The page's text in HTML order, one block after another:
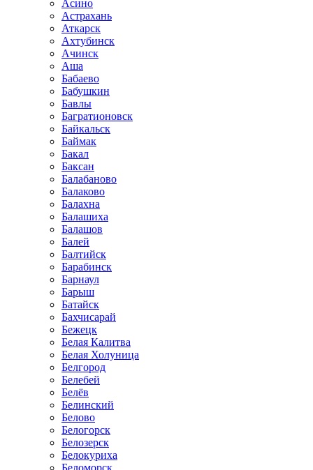
Асино
Астрахань
Аткарск
Ахтубинск
Ачинск
Аша
Бабаево
Бабушкин
Бавлы
Багратионовск
Байкальск
Баймак
Бакал
Баксан
Балабаново
Балаково
Балахна
Балашиха
Балашов
Балей
Балтийск
Барабинск
Барнаул
Барыш
Батайск
Бахчисарай
Бежецк
Белая Калитва
Белая Холуница
Белгород
Белебей
Белёв
Белинский
Белово
Белогорск
Белозерск
Белокуриха
Беломорск